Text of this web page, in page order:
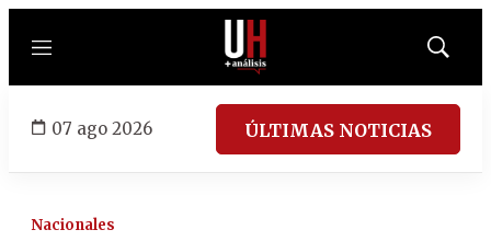
Menú
Mostrar
07 ago 2026 ÚLTIMAS NOTICIAS
Nacionales